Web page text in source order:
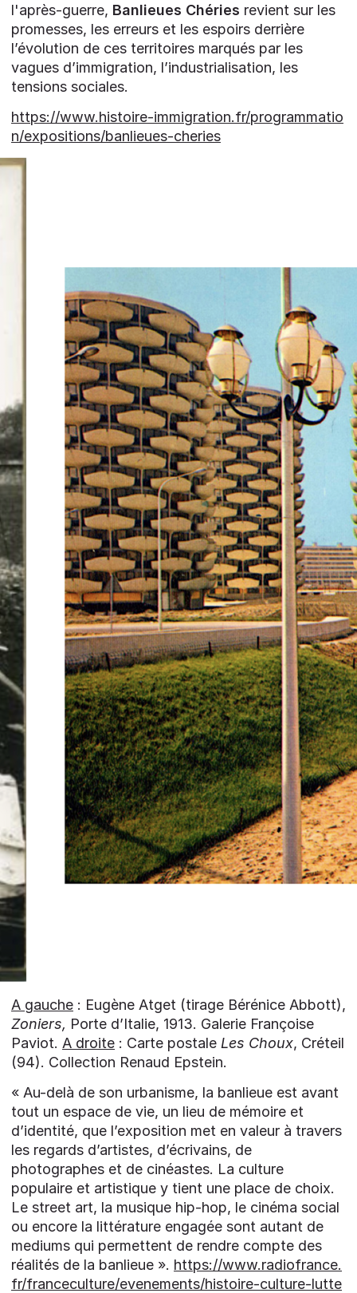
l'après-guerre, Banlieues Chéries revient sur les
promesses, les erreurs et les espoirs derrière
l’évolution de ces territoires marqués par les
vagues d’immigration, l’industrialisation, les
tensions sociales.
https://www.histoire-immigration.fr/programmatio
n/expositions/banlieues-cheries
A gauche : Eugène Atget (tirage Bérénice Abbott),
Zoniers, Porte d’Italie, 1913. Galerie Françoise
Paviot. A droite : Carte postale Les Choux, Créteil
(94). Collection Renaud Epstein.
« Au-delà de son urbanisme, la banlieue est avant
tout un espace de vie, un lieu de mémoire et
d’identité, que l’exposition met en valeur à travers
les regards d’artistes, d’écrivains, de
photographes et de cinéastes. La culture
populaire et artistique y tient une place de choix.
Le street art, la musique hip-hop, le cinéma social
ou encore la littérature engagée sont autant de
mediums qui permettent de rendre compte des
réalités de la banlieue ». https://www.radiofrance.
fr/franceculture/evenements/histoire-culture-lutte